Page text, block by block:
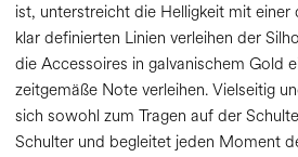
ist, unterstreicht die Helligkeit mit einer
klar definierten Linien verleihen der
die Accessoires in galvanischem Gold
zeitgemäße Note verleihen. Vielseitig
sich sowohl zum Tragen auf der
Schulter und begleitet jeden Moment